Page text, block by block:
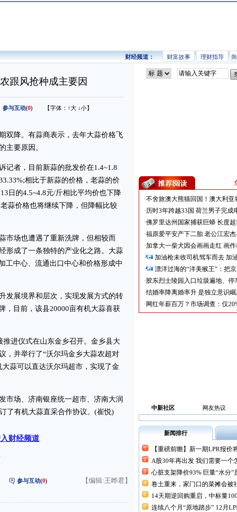
理财指导
财富故事
财经频道：
跟风抢种成主要因
参与互动(0) 【字体： ↑大 ↓小】
降。有蒜商表示，去年大蒜价格飞
主要原因。
者，目前新蒜的批发价在1.4~1.8
相比于新蒜的价格，老蒜的价
日的4.5~4.8元/斤相比平均价也下降
蒜价格也将继续下降，但降幅比较
场也遭遇了重新洗牌，但相较而
形成了一条独特的产业化之路。大蒜
工中心、流通出口中心和价格形成中
展境界和层次，实现发展方式的转
，目前，该县20000亩有机大蒜喜获
进仪式在山东金乡召开。金乡县大
，并举行了“沃尔玛金乡大蒜农超对
蒜可以直达沃尔玛超市，实现了金
场、济南银座统一超市、济南大润
了有机大蒜直采合作协议。(崔悦)
财经频道
参与互动(0) 【编辑:王晔君】
·不舍旅澳大熊猫回国！澳大利亚
·历时3年跨越33国 荷兰男子完成
·佛罗里达州国家捕获巨蟒 长度
·福原爱平安产下二胎 老公江宏
·加拿大一柴犬因会画画走红 画
·
加油枪未收司机驾车而去 加
·
漂洋过海的“洋美猴王”：把
·胶东烈士陵园入口垃圾遍地、停
·结婚率降离婚率升 是独立意识
· 网红年薪百万？市场调查：仅
中新社区 网友热议
新闻排行
【重磅前瞻】新一期LPR报价
A股30年再出发 我们需要一个
心脏支架降价93% 巨量“水分”
卷土重来，家门口的菜摊会被
14天期逆回购重启，中标量
连续八个月“原地踏步” 12月